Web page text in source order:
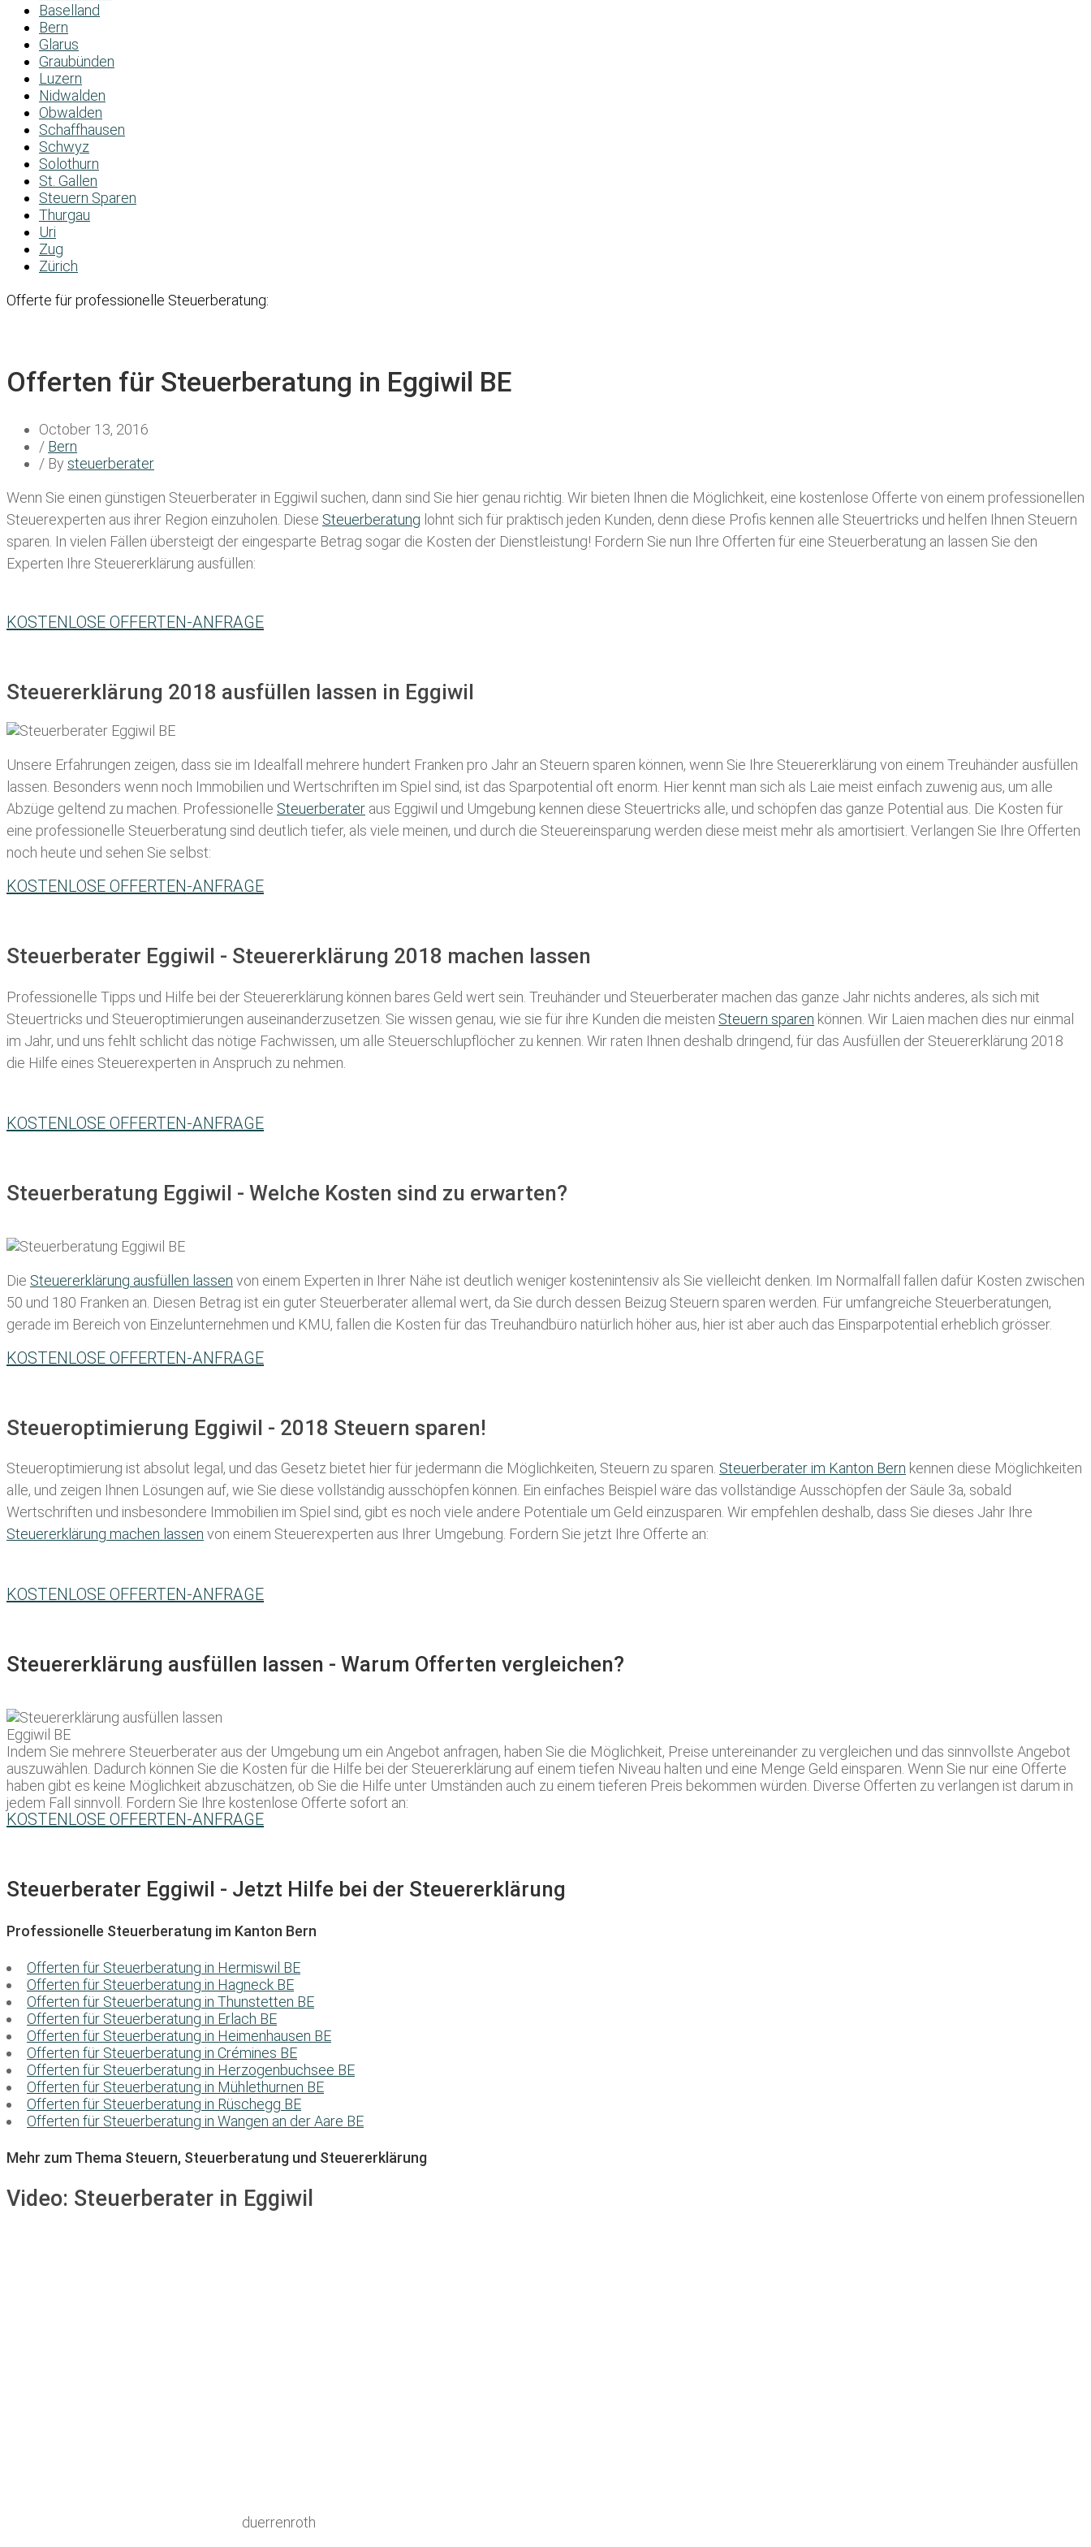
Baselland
Bern
Glarus
Graubünden
Luzern
Nidwalden
Obwalden
Schaffhausen
Schwyz
Solothurn
St. Gallen
Steuern Sparen
Thurgau
Uri
Zug
Zürich
Offerte für professionelle Steuerberatung:
Offerten für Steuerberatung in Eggiwil BE
October 13, 2016
/ Bern
/ By steuerberater
Wenn Sie einen günstigen Steuerberater in Eggiwil suchen, dann sind Sie hier genau richtig. Wir bieten Ihnen die Möglichkeit, eine kostenlose Offerte von einem professionellen
Steuerexperten aus ihrer Region einzuholen. Diese Steuerberatung lohnt sich für praktisch jeden Kunden, denn diese Profis kennen alle Steuertricks und helfen Ihnen Steuern
sparen. In vielen Fällen übersteigt der eingesparte Betrag sogar die Kosten der Dienstleistung! Fordern Sie nun Ihre Offerten für eine Steuerberatung an lassen Sie den
Experten Ihre Steuererklärung ausfüllen:
KOSTENLOSE OFFERTEN-ANFRAGE
Steuererklärung 2018 ausfüllen lassen in Eggiwil
Unsere Erfahrungen zeigen, dass sie im Idealfall mehrere hundert Franken pro Jahr an Steuern sparen können, wenn Sie Ihre Steuererklärung von einem Treuhänder ausfüllen
lassen . Besonders wenn noch Immobilien und Wertschriften im Spiel sind, ist das Sparpotential oft enorm. Hier kennt man sich als Laie meist einfach zuwenig aus, um alle
Abzüge geltend zu machen. Professionelle Steuerberater aus Eggiwil und Umgebung kennen diese Steuertricks alle, und schöpfen das ganze Potential aus. Die Kosten für
eine professionelle Steuerberatung sind deutlich tiefer, als viele meinen, und durch die Steuereinsparung werden diese meist mehr als amortisiert. Verlangen Sie Ihre Offerten
noch heute und sehen Sie selbst:
KOSTENLOSE OFFERTEN-ANFRAGE
Steuerberater Eggiwil - Steuererklärung 2018 machen lassen
Professionelle Tipps und Hilfe bei der Steuererklärung können bares Geld wert sein. Treuhänder und Steuerberater machen das ganze Jahr nichts anderes, als sich mit
Steuertricks und Steueroptimierungen auseinanderzusetzen. Sie wissen genau, wie sie für ihre Kunden die meisten Steuern sparen können. Wir Laien machen dies nur einmal
im Jahr, und uns fehlt schlicht das nötige Fachwissen, um alle Steuerschlupflöcher zu kennen. Wir raten Ihnen deshalb dringend, für das Ausfüllen der Steuererklärung 2018
die Hilfe eines Steuerexperten in Anspruch zu nehmen.
KOSTENLOSE OFFERTEN-ANFRAGE
Steuerberatung Eggiwil - Welche Kosten sind zu erwarten?
Die Steuererklärung ausfüllen lassen von einem Experten in Ihrer Nähe ist deutlich weniger kostenintensiv als Sie vielleicht denken. Im Normalfall fallen dafür Kosten zwischen
50 und 180 Franken an. Diesen Betrag ist ein guter Steuerberater allemal wert, da Sie durch dessen Beizug Steuern sparen werden. Für umfangreiche Steuerberatungen,
gerade im Bereich von Einzelunternehmen und KMU, fallen die Kosten für das Treuhandbüro natürlich höher aus, hier ist aber auch das Einsparpotential erheblich grösser.
KOSTENLOSE OFFERTEN-ANFRAGE
Steueroptimierung Eggiwil - 2018 Steuern sparen!
Steueroptimierung ist absolut legal, und das Gesetz bietet hier für jedermann die Möglichkeiten, Steuern zu sparen. Steuerberater im K anton Bern kennen diese Möglichkeiten
alle, und zeigen Ihnen Lösungen auf, wie Sie diese vollständig ausschöpfen können. Ein einfaches Beispiel wäre das vollständige Ausschöpfen der Säule 3a, sobald
Wertschriften und insbesondere Immobilien im Spiel sind, gibt es noch viele andere Potentiale um Geld einzusparen. Wir empfehlen deshalb, dass Sie dieses Jahr Ihre
Steuererklärung machen lassen von einem Steuerexperten aus Ihrer Umgebung. Fordern Sie jetzt Ihre Offerte an:
KOSTENLOSE OFFERTEN-ANFRAGE
Steuererklärung ausfüllen lassen - Warum Offerten vergleichen?
Indem Sie mehrere Steuerberater aus der Umgebung um ein Angebot anfragen, haben Sie die Möglichkeit, Preise untereinander zu vergleichen und das sinnvollste Angebot
auszuwählen. Dadurch können Sie die Kosten für die Hilfe bei der Steuererklärung auf einem tiefen Niveau halten und eine Menge Geld einsparen. Wenn Sie nur eine Offerte
haben gibt es keine Möglichkeit abzuschätzen, ob Sie die Hilfe unter Umständen auch zu einem tieferen Preis bekommen würden. Diverse Offerten zu verlangen ist darum in
jedem Fall sinnvoll. Fordern Sie Ihre kostenlose Offerte sofort an:
KOSTENLOSE OFFERTEN-ANFRAGE
Steuerberater Eggiwil - Jetzt Hilfe bei der Steuererklärung
Professionelle Steuerberatung im Kanton Bern
Offerten für Steuerberatung in Hermiswil BE
Offerten für Steuerberatung in Hagneck BE
Offerten für Steuerberatung in Thunstetten BE
Offerten für Steuerberatung in Erlach BE
Offerten für Steuerberatung in Heimenhausen BE
Offerten für Steuerberatung in Crémines BE
Offerten für Steuerberatung in Herzogenbuchsee BE
Offerten für Steuerberatung in Mühlethurnen BE
Offerten für Steuerberatung in Rüschegg BE
Offerten für Steuerberatung in Wangen an der Aare BE
Mehr zum Thema Steuern, Steuerberatung und Steuererklärung
Video: Steuerberater in Eggiwil
duerrenroth